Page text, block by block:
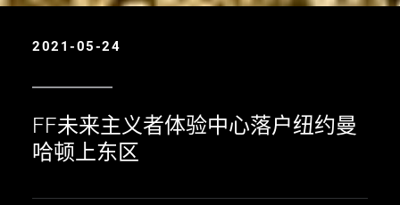
2021-05-24
FF未来主义者体验中心落户纽约曼
哈顿上东区